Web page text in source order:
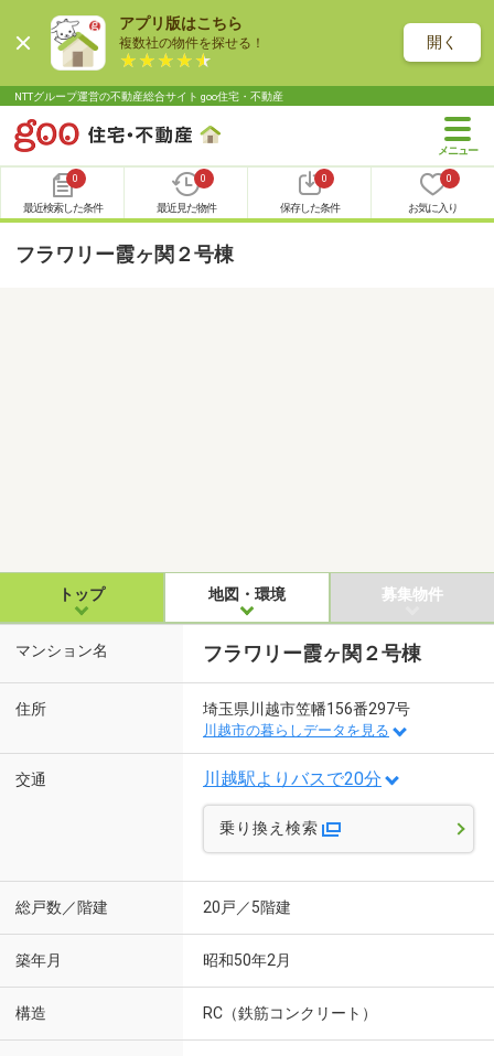
アプリ版はこちら
複数社の物件を探せる！ 開く
NTTグループ運営の不動産総合サイト goo住宅・不動産
0
最近検索した条件
0
最近見た物件
0
保存した条件
0
お気に入り
フラワリー霞ヶ関２号棟
トップ 地図・環境 募集物件
マンション名 フラワリー霞ヶ関２号棟
住所 埼玉県川越市笠幡156番297号
川越市の暮らしデータを見る
交通 川越駅よりバスで20分
乗り換え検索
総戸数／階建 20戸／5階建
築年月 昭和50年2月
構造 RC（鉄筋コンクリート）